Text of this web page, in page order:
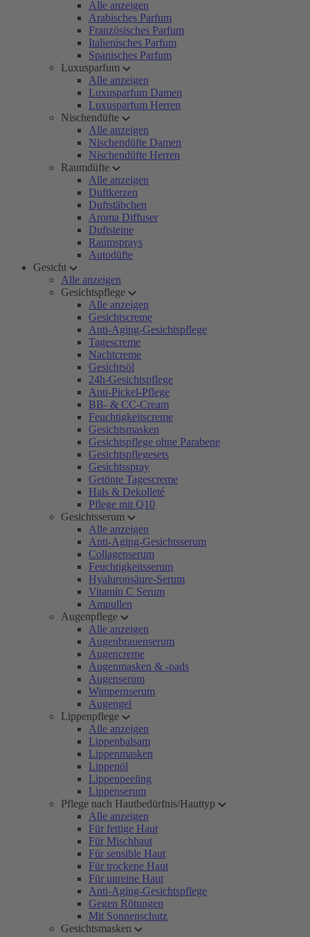
Alle anzeigen
Arabisches Parfum
Französisches Parfum
Italienisches Parfum
Spanisches Parfum
Luxusparfum
Alle anzeigen
Luxusparfum Damen
Luxusparfum Herren
Nischendüfte
Alle anzeigen
Nischendüfte Damen
Nischendüfte Herren
Raumdüfte
Alle anzeigen
Duftkerzen
Duftstäbchen
Aroma Diffuser
Duftsteine
Raumsprays
Autodüfte
Gesicht
Alle anzeigen
Gesichtspflege
Alle anzeigen
Gesichtscreme
Anti-Aging-Gesichtspflege
Tagescreme
Nachtcreme
Gesichtsöl
24h-Gesichtspflege
Anti-Pickel-Pflege
BB- & CC-Cream
Feuchtigkeitscreme
Gesichtsmasken
Gesichtspflege ohne Parabene
Gesichtspflegesets
Gesichtsspray
Getönte Tagescreme
Hals & Dekolleté
Pflege mit Q10
Gesichtsserum
Alle anzeigen
Anti-Aging-Gesichtsserum
Collagenserum
Feuchtigkeitsserum
Hyaluronsäure-Serum
Vitamin C Serum
Ampullen
Augenpflege
Alle anzeigen
Augenbrauenserum
Augencreme
Augenmasken & -pads
Augenserum
Wimpernserum
Augengel
Lippenpflege
Alle anzeigen
Lippenbalsam
Lippenmasken
Lippenöl
Lippenpeeling
Lippenserum
Pflege nach Hautbedürfnis/Hauttyp
Alle anzeigen
Für fettige Haut
Für Mischhaut
Für sensible Haut
Für trockene Haut
Für unreine Haut
Anti-Aging-Gesichtspflege
Gegen Rötungen
Mit Sonnenschutz
Gesichtsmasken